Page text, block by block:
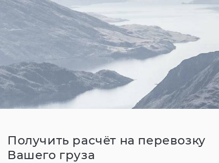
Получить расчёт на перевозку
Вашего груза